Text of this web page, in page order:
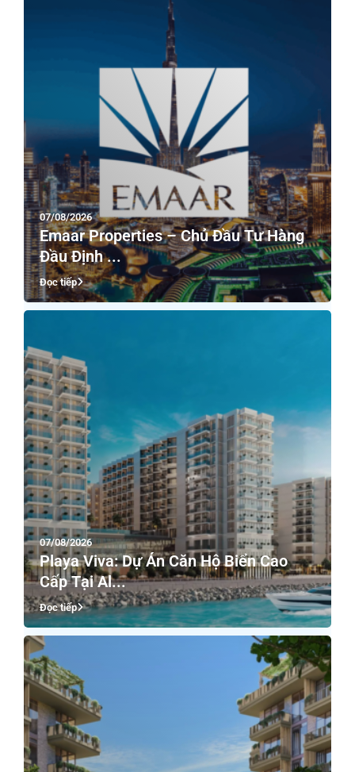
07/08/2026
Emaar Properties – Chủ Đầu Tư Hàng
Đầu Định ...
Đọc tiếp
07/08/2026
Playa Viva: Dự Án Căn Hộ Biển Cao
Cấp Tại Al...
Đọc tiếp